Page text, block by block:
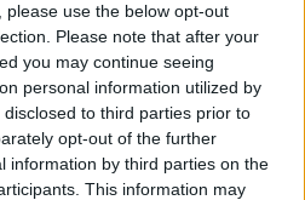
use the below opt-out
Please note that after your
you may continue seeing
personal information utilized by
to third parties prior to
opt-out of the further
information by third parties on the
This information may